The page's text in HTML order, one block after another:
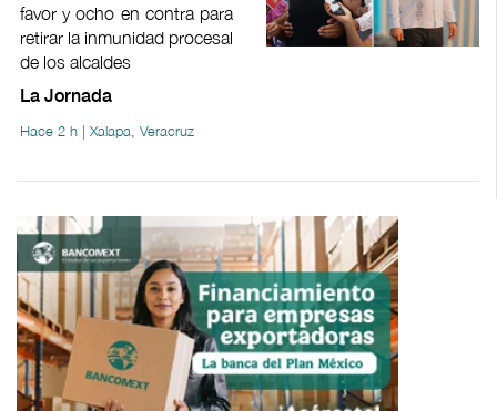
favor y ocho en contra para
retirar la inmunidad procesal
de los alcaldes
La Jornada
Hace 2 h | Xalapa, Veracruz